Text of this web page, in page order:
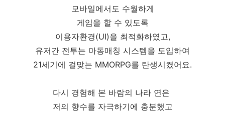
모바일에서도 수월하게
게임을 할 수 있도록
이용자환경(UI)을 최적화하였고,
유저간 전투는 마동매칭 시스템을 도입하여
21세기에 걸맞는 MMORPG를 탄생시켰어요.
다시 경험해 본 바람의 나라 연은
저의 향수를 자극하기에 충분했고